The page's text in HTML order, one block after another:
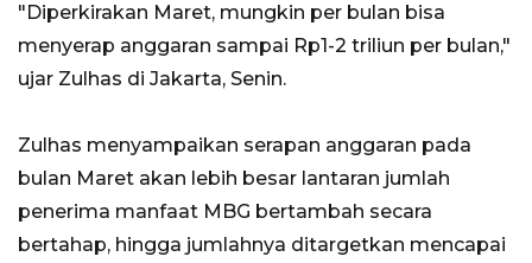
"Diperkirakan Maret, mungkin per bulan bisa
menyerap anggaran sampai Rp1-2 triliun per bulan,"
ujar Zulhas di Jakarta, Senin.
Zulhas menyampaikan serapan anggaran pada
bulan Maret akan lebih besar lantaran jumlah
penerima manfaat MBG bertambah secara
bertahap, hingga jumlahnya ditargetkan mencapai